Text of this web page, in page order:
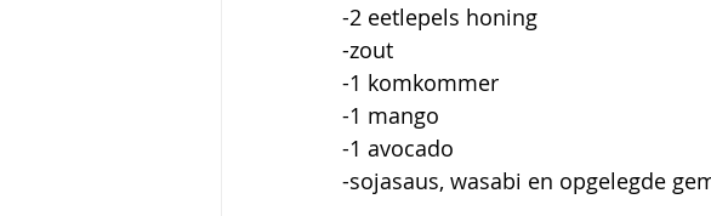
-2 eetlepels honing
-zout
-1 komkommer
-1 mango
-1 avocado
-sojasaus, wasabi en opgelegde